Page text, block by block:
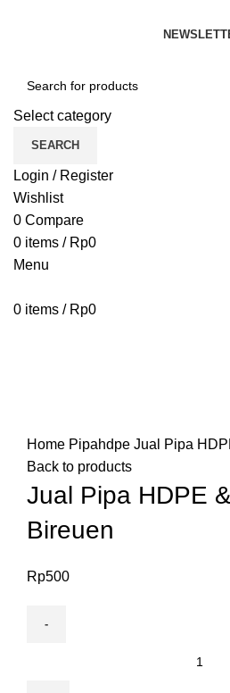
Select category
SEARCH
Login / Register
Wishlist
0 Compare
0 items / Rp0
Menu
0 items / Rp0
Home Pipahdpe Jual Pipa
Back to products
Jual Pipa HDPE
Bireuen
Rp500